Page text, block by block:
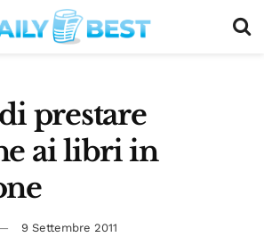
prestare
ai libri in
9 Settembre 2011